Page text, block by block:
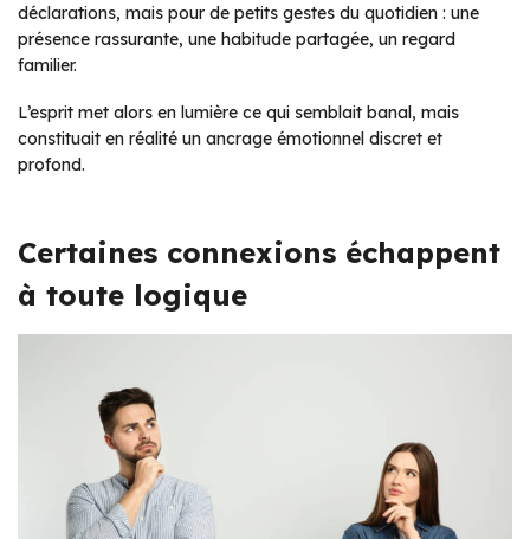
déclarations, mais pour de petits gestes du quotidien : une
présence rassurante, une habitude partagée, un regard
familier.
L’esprit met alors en lumière ce qui semblait banal, mais
constituait en réalité un ancrage émotionnel discret et
profond.
Certaines connexions échappent
à toute logique